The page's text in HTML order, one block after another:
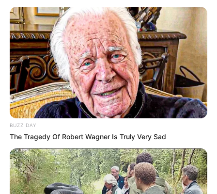
21:12 / 06 Avqust 2026 CƏMİYYƏT
Bakıda bu dahilərin heykəlləri yoxdur-
Nazirə müraciət edildi
182 0 0
BUZZ DAY
The Tragedy Of Robert Wagner Is Truly Very Sad